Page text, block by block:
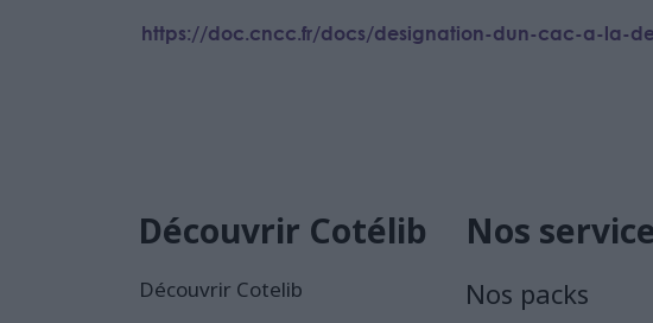
https://doc.cncc.fr/docs/designation-dun-cac-a-la-
Découvrir Cotélib
Découvrir Cotelib
Nos
Nos packs